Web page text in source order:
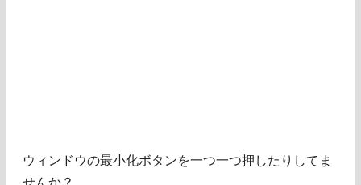
ウィンドウの最小化ボタンを一つ一つ押したりしてま
せんか？